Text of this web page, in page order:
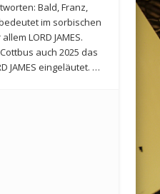
Bald, Franz,
im sorbischen
LORD JAMES.
auch 2025 das
JAMES eingeläutet. …